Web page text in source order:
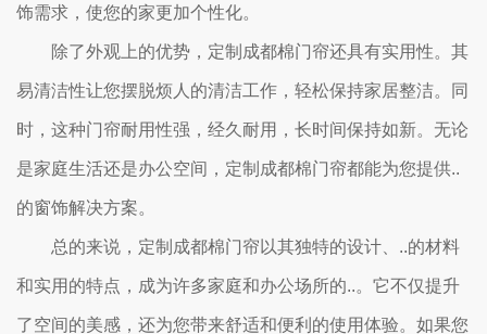
饰需求，使您的家更加个性化。
除了外观上的优势，定制成都棉门帘还具有实用性。其
易清洁性让您摆脱烦人的清洁工作，轻松保持家居整洁。同
时，这种门帘耐用性强，经久耐用，长时间保持如新。无论
是家庭生活还是办公空间，定制成都棉门帘都能为您提供..
的窗饰解决方案。
总的来说，定制成都棉门帘以其独特的设计、..的材料
和实用的特点，成为许多家庭和办公场所的..。它不仅提升
了空间的美感，还为您带来舒适和便利的使用体验。如果您